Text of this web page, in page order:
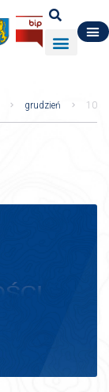
grudzień 10